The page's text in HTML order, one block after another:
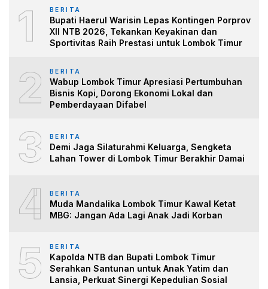
1 BERITA
Bupati Haerul Warisin Lepas Kontingen Porprov
XII NTB 2026, Tekankan Keyakinan dan
Sportivitas Raih Prestasi untuk Lombok Timur
2 BERITA
Wabup Lombok Timur Apresiasi Pertumbuhan
Bisnis Kopi, Dorong Ekonomi Lokal dan
Pemberdayaan Difabel
3 BERITA
Demi Jaga Silaturahmi Keluarga, Sengketa
Lahan Tower di Lombok Timur Berakhir Damai
4 BERITA
Muda Mandalika Lombok Timur Kawal Ketat
MBG: Jangan Ada Lagi Anak Jadi Korban
5 BERITA
Kapolda NTB dan Bupati Lombok Timur
Serahkan Santunan untuk Anak Yatim dan
Lansia, Perkuat Sinergi Kepedulian Sosial